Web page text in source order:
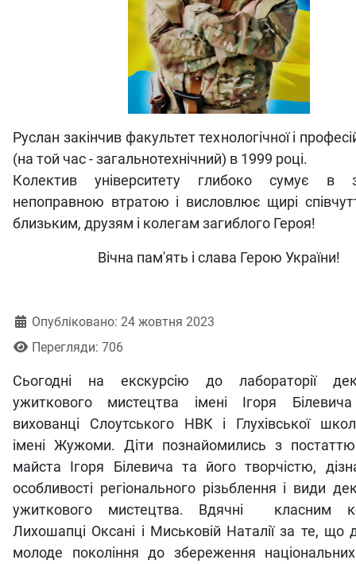
Руслан закінчив факультет технологічної і
(на той час - загальнотехнічний) в 1999 році.
Колектив університету глибоко сумує в
непоправною втратою і висловлює щирі
близьким, друзям і колегам загиблого Героя!
Вічна пам'ять і слава Герою України!
ДеталіОпубліковано: 24 жовтня 2023
Перегляди: 706
Сьогодні на екскурсію до лабораторії
ужиткового мистецтва імені Ігоря Білевича
вихованці Слоутського НВК і Глухівської
імені Жужоми. Діти познайомились з
майста Ігоря Білевича та його творчістю,
особливості регіонального різьблення і види
ужиткового мистецтва. Вдячні класним
Лихошапці Оксані і Миськовій Наталії за те, що
молоде покоління до збереження